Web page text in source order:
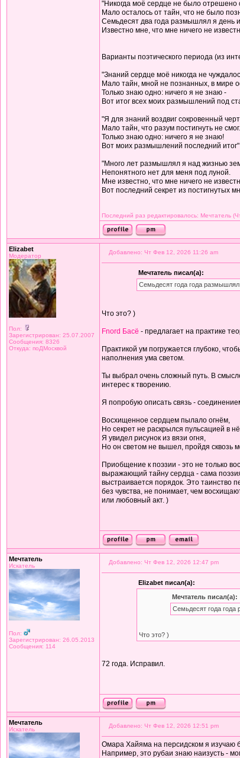
"Никогда моё сердце не было отрешено
Мало осталось от тайн, что не было
Семьдесят два года размышлял я день
Известно мне, что мне ничего не
Варианты поэтического периода (из
"Знаний сердце моё никогда не
Мало тайн, мной не познанных, в мире
Только знаю одно: ничего я не знаю -
Вот итог всех моих размышлений под
"Я для знаний воздвиг сокровенный
Мало тайн, что разум постигнуть не смог.
Только знаю одно: ничего я не знаю!
Вот моих размышлений последний итог"
"Много лет размышлял я над жизнью
Непонятного нет для меня под луной.
Мне известно, что мне ничего не
Вот последний секрет из постигнутых
Последний раз редактировалось: Мечтатель
Elizabet
Модератор
Пол:
Зарегистрирован: 25.07.2007
Сообщения: 8326
Откуда: поДМосквой
Добавлено: Чт Фев 12, 2026 11:26 am
Мечтатель писал(а):
Семьдесят года года
Что это? )
Fnord Басё - предлагает на практике
Практикой ум погружается глубоко,
наполнения ума светом.
Ты выбрал очень сложный путь. В
интерес к творению.
Я попробую описать связь -
Восхищенное сердцем пылало огнём,
Но секрет не раскрылся пульсацией в
Я увидел рисунок из вязи огня,
Но он светом не вышел, пройдя сквозь
Приобщение к поэзии - это не только
выражающий тайну сердца - сама
выстраивается порядок. Это таинство
без чувства, не понимает, чем
или любовный акт. )
Мечтатель
Искатель
Пол:
Зарегистрирован: 26.05.2013
Сообщения: 114
Добавлено: Чт Фев 12, 2026 12:47 pm
Elizabet писал(а):
Мечтатель писал(а):
Семьдесят года
Что это? )
72 года. Исправил.
Мечтатель
Искатель
Добавлено: Чт Фев 12, 2026 12:51 pm
Омара Хайяма на персидском я изучаю
Например, это рубаи знаю наизусть -